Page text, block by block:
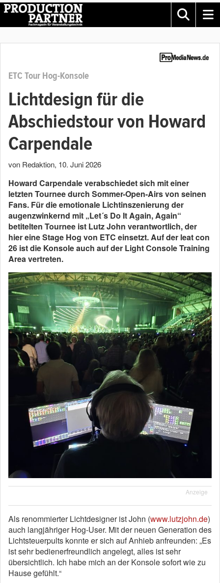
ETC Tour Hog-Konsole
Lichtdesign für die
Abschiedstour von Howard
Carpendale
von Redaktion, 10. Juni 2026
Howard Carpendale verabschiedet sich mit einer
letzten Tournee durch Sommer-Open-Airs von seinen
Fans. Für die emotionale Lichtinszenierung der
augenzwinkernd mit „Let´s Do It Again, Again“
betitelten Tournee ist Lutz John verantwortlich, der
hier eine Stage Hog von ETC einsetzt. Auf der leat con
26 ist die Konsole auch auf der Light Console Training
Area vertreten.
Anzeige
Als renommierter Lichtdesigner ist John (www.lutzjohn.de)
auch langjähriger Hog-User. Mit der neuen Generation des
Lichtsteuerpults konnte er sich auf Anhieb anfreunden: „Es
ist sehr bedienerfreundlich angelegt, alles ist sehr
übersichtlich. Ich habe mich an der Konsole sofort wie zu
Hause gefühlt.“